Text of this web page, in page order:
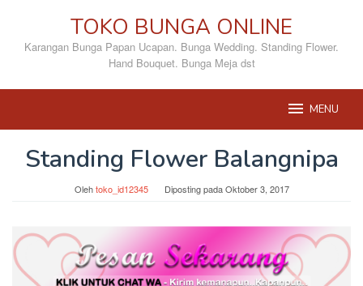
konten
TOKO BUNGA ONLINE
Karangan Bunga Papan Ucapan. Bunga Wedding. Standing Flower.
Hand Bouquet. Bunga Meja dst
MENU
Standing Flower Balangnipa
Olehtoko_id12345 Diposting padaOktober 3, 2017